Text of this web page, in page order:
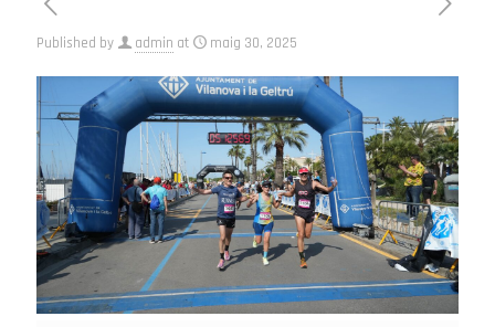
Published by admin at maig 30, 2025